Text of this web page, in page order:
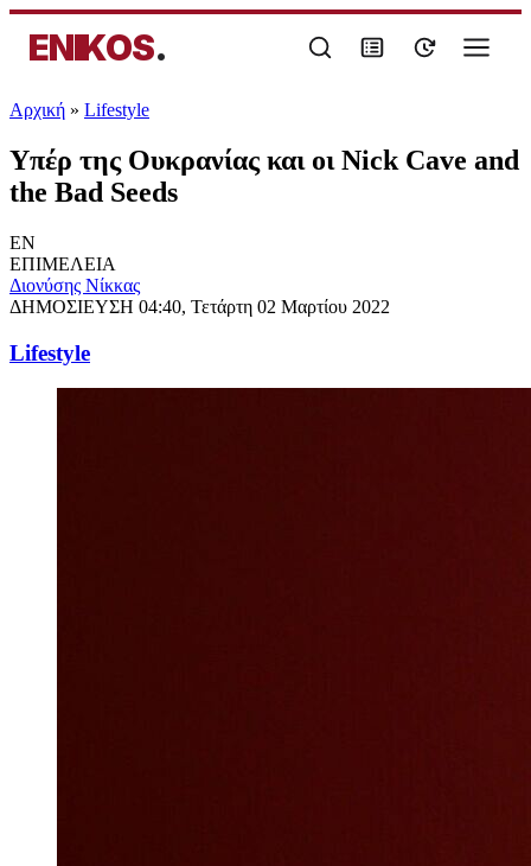
ENIKOS.
Αρχική » Lifestyle
Υπέρ της Ουκρανίας και οι Nick Cave and
the Bad Seeds
EN
ΕΠΙΜΕΛΕΙΑ
Διονύσης Νίκκας
ΔΗΜΟΣΙΕΥΣΗ 04:40, Τετάρτη 02 Μαρτίου 2022
Lifestyle